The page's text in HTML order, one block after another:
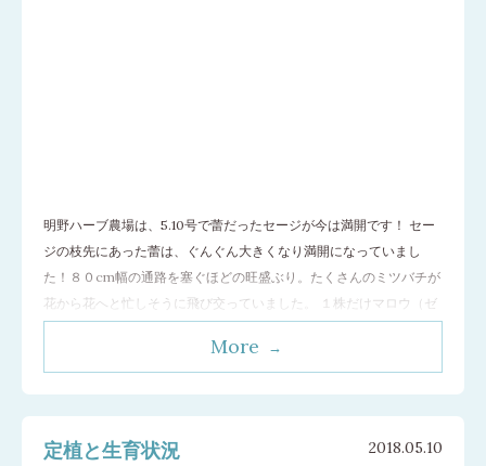
明野ハーブ農場は、5.10号で蕾だったセージが今は満開です！ セー
ジの枝先にあった蕾は、ぐんぐん大きくなり満開になっていまし
た！８０cm幅の通路を塞ぐほどの旺盛ぶり。たくさんのミツバチが
花から花へと忙しそうに飛び交っていました。 １株だけマロウ（ゼ
エキナセア（ムラサキバレンギク）も少し早く花が咲き始めまし
More
定植と生育状況 2018.05.10